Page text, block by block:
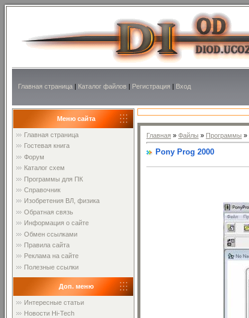
Главная страница | Каталог файлов | Регистрация | Вход
Меню сайта
Главная страница
Гостевая книга
Форум
Каталог схем
Программы для ПК
Справочник
Изобретения ВЛ, физика
Обратная связь
Информация о сайте
Обмен ссылками
Правила сайта
Реклама на сайте
Полезные ссылки
Доп. меню
Интересные статьи
Новости Hi-Tech
Главная » Файлы » Программы »
Pony Prog 2000